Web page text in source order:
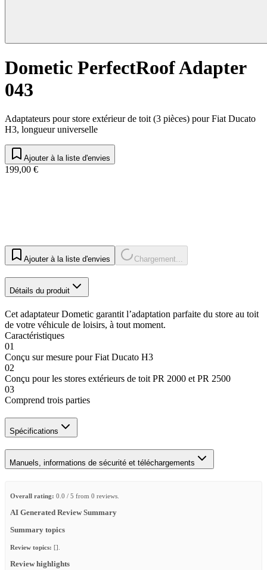
Dometic PerfectRoof Adapter
043
Adaptateurs pour store extérieur de toit (3 pièces) pour Fiat Ducato
H3, longueur universelle
Ajouter à la liste d'envies
199,00 €
Ajouter à la liste d'envies Chargement...
Détails du produit
Cet adaptateur Dometic garantit l’adaptation parfaite du store au toit
de votre véhicule de loisirs, à tout moment.
Caractéristiques
01
Conçu sur mesure pour Fiat Ducato H3
02
Conçu pour les stores extérieurs de toit PR 2000 et PR 2500
03
Comprend trois parties
Spécifications
Manuels, informations de sécurité et téléchargements
Overall rating: 0.0 / 5 from 0 reviews.
AI Generated Review Summary
Summary topics
Review topics: [].
Review highlights